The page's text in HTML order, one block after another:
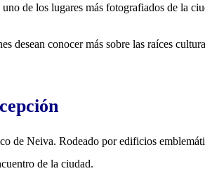
de los lugares más fotografiados de la
desean conocer más sobre las raíces
de Neiva. Rodeado por edificios
de la ciudad.